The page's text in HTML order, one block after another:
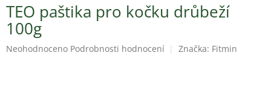
TEO paštika pro kočku drůbeží
100g
Průměrné
Neohodnoceno Podrobnosti hodnocení Značka: Fitmin